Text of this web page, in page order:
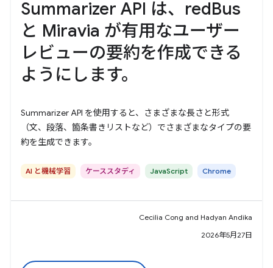
Summarizer API は、redBus
と Miravia が有用なユーザー
レビューの要約を作成できる
ようにします。
Summarizer API を使用すると、さまざまな長さと形式
（文、段落、箇条書きリストなど）でさまざまなタイプの要
約を生成できます。
AI と機械学習 ケーススタディ JavaScript Chrome
Cecilia Cong and Hadyan Andika
2026年5月27日